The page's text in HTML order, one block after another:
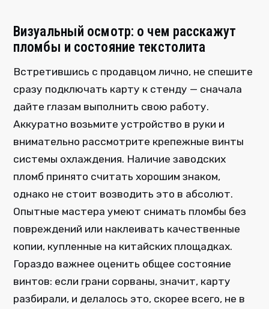
Визуальный осмотр: о чем расскажут
пломбы и состояние текстолита
Встретившись с продавцом лично, не спешите
сразу подключать карту к стенду — сначала
дайте глазам выполнить свою работу.
Аккуратно возьмите устройство в руки и
внимательно рассмотрите крепежные винты
системы охлаждения. Наличие заводских
пломб принято считать хорошим знаком,
однако не стоит возводить это в абсолют.
Опытные мастера умеют снимать пломбы без
повреждений или наклеивать качественные
копии, купленные на китайских площадках.
Гораздо важнее оценить общее состояние
винтов: если грани сорваны, значит, карту
разбирали, и делалось это, скорее всего, не в